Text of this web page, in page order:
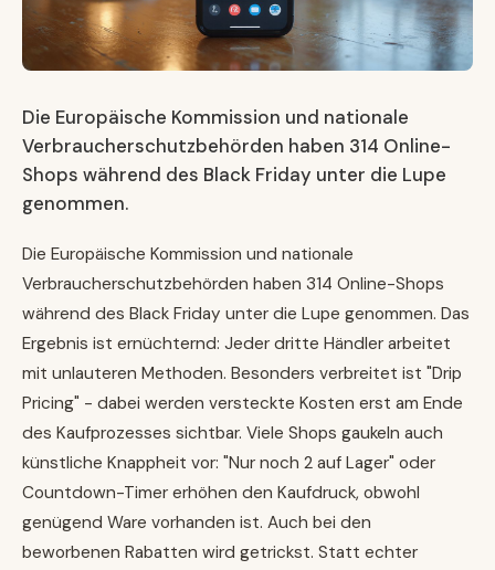
Die Europäische Kommission und nationale
Verbraucherschutzbehörden haben 314 Online-
Shops während des Black Friday unter die Lupe
genommen.
Die Europäische Kommission und nationale
Verbraucherschutzbehörden haben 314 Online-Shops
während des Black Friday unter die Lupe genommen. Das
Ergebnis ist ernüchternd: Jeder dritte Händler arbeitet
mit unlauteren Methoden. Besonders verbreitet ist "Drip
Pricing" - dabei werden versteckte Kosten erst am Ende
des Kaufprozesses sichtbar. Viele Shops gaukeln auch
künstliche Knappheit vor: "Nur noch 2 auf Lager" oder
Countdown-Timer erhöhen den Kaufdruck, obwohl
genügend Ware vorhanden ist. Auch bei den
beworbenen Rabatten wird getrickst. Statt echter